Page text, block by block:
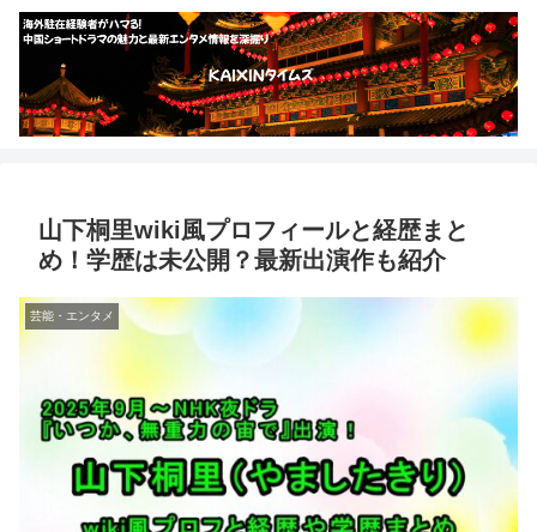
山下桐里wiki風プロフィールと経歴まと
め！学歴は未公開？最新出演作も紹介
芸能・エンタメ